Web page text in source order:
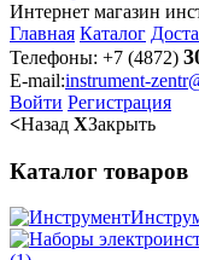
Интернет магазин
Главная Каталог
Телефоны: +7 (4872)
E-mail:instrument-
Войти Регистрация
<Назад XЗакрыть
Каталог товаров